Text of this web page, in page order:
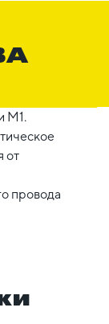
М1.
от
провода